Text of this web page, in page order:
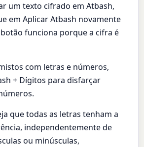
um texto cifrado em Atbash,
em Aplicar Atbash novamente
funciona porque a cifra é
com letras e números,
+ Dígitos para disfarçar
que todas as letras tenham a
independentemente de
ou minúsculas,